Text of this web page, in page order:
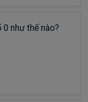
như thế nào?